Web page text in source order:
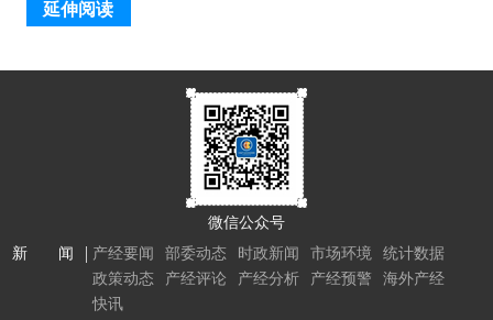
延伸阅读
微信公众号
新 闻
产经要闻 部委动态 时政新闻 市场环境
统计数据
政策动态
产经评论 产经分析 产经预警
海外产经
快讯